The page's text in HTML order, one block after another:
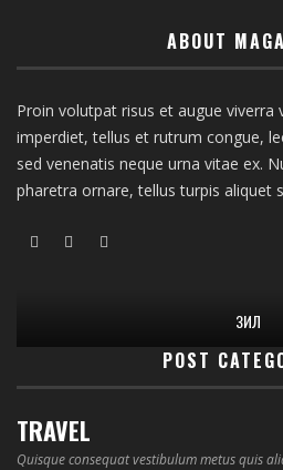
ABOUT
Proin volutpat risus et augue viverra
imperdiet, tellus et rutrum congue,
sed venenatis neque urna vitae ex.
pharetra ornare, tellus turpis aliquet
ЗИЛ
POST
TRAVEL
Quisque consequat vestibulum metus quis